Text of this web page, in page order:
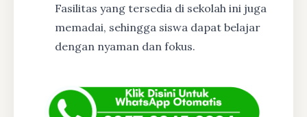
Fasilitas yang tersedia di sekolah ini juga
memadai, sehingga siswa dapat belajar
dengan nyaman dan fokus.